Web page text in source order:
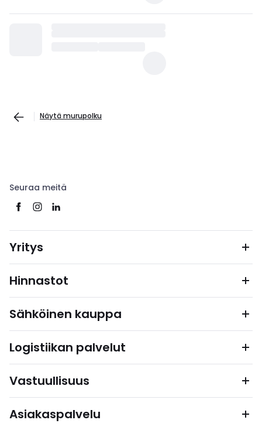
Näytä murupolku
Seuraa meitä
Yritys
Hinnastot
Sähköinen kauppa
Logistiikan palvelut
Vastuullisuus
Asiakaspalvelu